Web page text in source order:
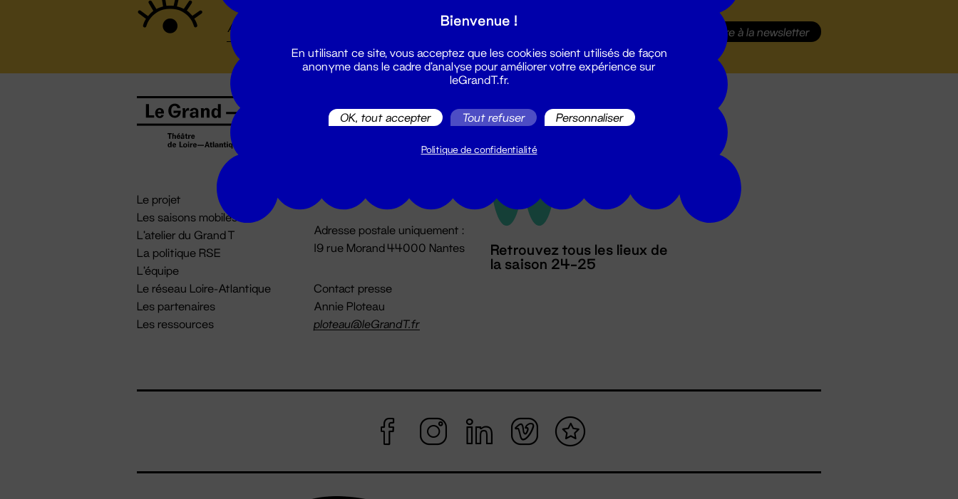
S'inscrire à la newsletter
Le projet
Les saisons mobiles
L'atelier du Grand T
La politique RSE
L'équipe
Le réseau Loire-Atlantique
Les partenaires
Les ressources
02 51 88 25 25
Du lundi au vendredi 14h → 18h
Adresse postale uniquement :
19 rue Morand 44000 Nantes
Contact presse
Annie Ploteau
ploteau@leGrandT.fr
Retrouvez tous les lieux de
la saison 24-25
Bienvenue !
En utilisant ce site, vous acceptez que les cookies soient utilisés de façon
anonyme dans le cadre d'analyse pour améliorer votre expérience sur
leGrandT.fr.
OK, tout accepter Tout refuser Personnaliser
Politique de confidentialité